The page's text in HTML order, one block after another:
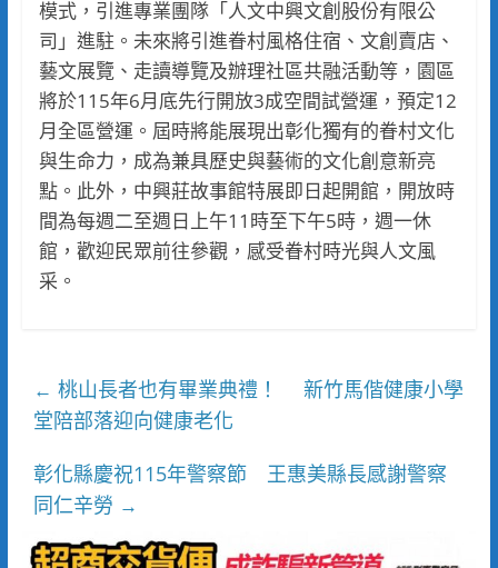
模式，引進專業團隊「人文中興文創股份有限公
司」進駐。未來將引進眷村風格住宿、文創賣店、
藝文展覽、走讀導覽及辦理社區共融活動等，園區
將於115年6月底先行開放3成空間試營運，預定12
月全區營運。屆時將能展現出彰化獨有的眷村文化
與生命力，成為兼具歷史與藝術的文化創意新亮
點。此外，中興莊故事館特展即日起開館，開放時
間為每週二至週日上午11時至下午5時，週一休
館，歡迎民眾前往參觀，感受眷村時光與人文風
采。
← 桃山長者也有畢業典禮！ 新竹馬偕健康小學
堂陪部落迎向健康老化
彰化縣慶祝115年警察節 王惠美縣長感謝警察
同仁辛勞 →